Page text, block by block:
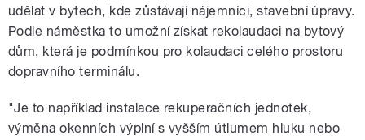
udělat v bytech, kde zůstávají nájemníci, stavební úpravy.
Podle náměstka to umožní získat rekolaudaci na bytový
dům, která je podmínkou pro kolaudaci celého prostoru
dopravního terminálu.
"Je to například instalace rekuperačních jednotek,
výměna okenních výplní s vyšším útlumem hluku nebo